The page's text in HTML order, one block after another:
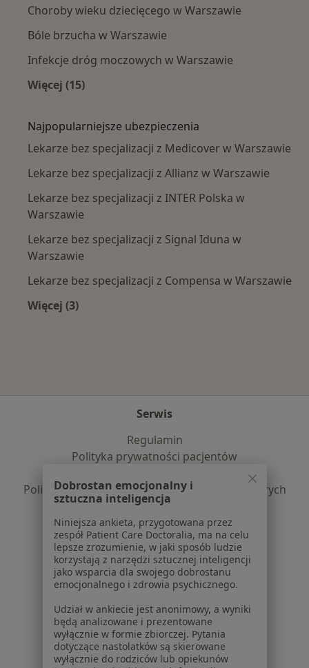
Choroby wieku dziecięcego w Warszawie
Bóle brzucha w Warszawie
Infekcje dróg moczowych w Warszawie
Więcej (15)
Najpopularniejsze ubezpieczenia
Lekarze bez specjalizacji z Medicover w Warszawie
Lekarze bez specjalizacji z Allianz w Warszawie
Lekarze bez specjalizacji z INTER Polska w
Warszawie
Lekarze bez specjalizacji z Signal Iduna w
Warszawie
Lekarze bez specjalizacji z Compensa w Warszawie
Więcej (3)
Serwis
Regulamin
Polityka prywatności pacjentów
Polityka prywatności profesjonalistów
Polityka prywatności dla profesjonalistów, których
dane pozyskaliśmy samodzielnie
Polityka cookies
Jak działają wyniki wyszukiwania
Dostępność
O nas
Praca
Rekrutujemy!
Partnerzy
Centrum prasowe
Kontakt
Dla pacjentów
Dobrostan emocjonalny i
sztuczna inteligencja
Niniejsza ankieta, przygotowana przez
zespół Patient Care Doctoralia, ma na celu
lepsze zrozumienie, w jaki sposób ludzie
korzystają z narzędzi sztucznej inteligencji
jako wsparcia dla swojego dobrostanu
emocjonalnego i zdrowia psychicznego.
Udział w ankiecie jest anonimowy, a wyniki
będą analizowane i prezentowane
wyłącznie w formie zbiorczej. Pytania
dotyczące nastolatków są skierowane
wyłącznie do rodziców lub opiekunów